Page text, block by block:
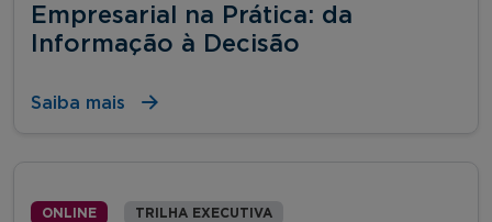
Empresarial na Prática: da
Informação à Decisão
Saiba mais
ONLINE TRILHA EXECUTIVA